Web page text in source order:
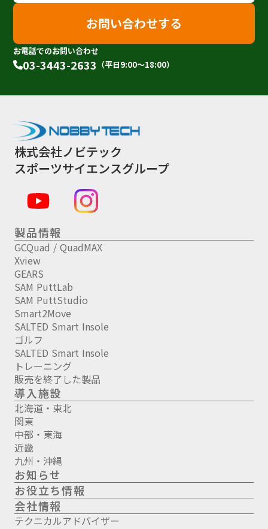
お問い合わせする
お電話でのお問い合わせ
03-3443-2633 （平日9:00〜18:00）
株式会社ノビテック
スポーツサイエンスグループ
製品情報
GCQuad / QuadMAX
Xview
GEARS
SAM PuttLab
SAM PuttStudio
Smart2Move
SALTED Smart Insole
ゴルフ
SALTED Smart Insole
トレーニング
販売を終了した製品
導入施設
北海道・東北
関東
中部・東海
近畿
九州・沖縄
お知らせ
お役立ち情報
会社情報
テクニカルアドバイザー